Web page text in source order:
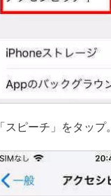
「スピーチ」をタップ。